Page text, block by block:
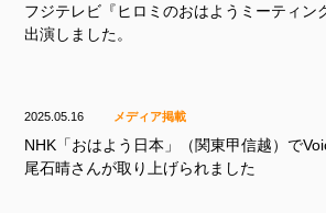
フジテレビ『ヒロミのおはようミーティン
出演しました。
2025.05.16 メディア掲載
NHK「おはよう日本」（関東甲信越）で
尾石晴さんが取り上げられました